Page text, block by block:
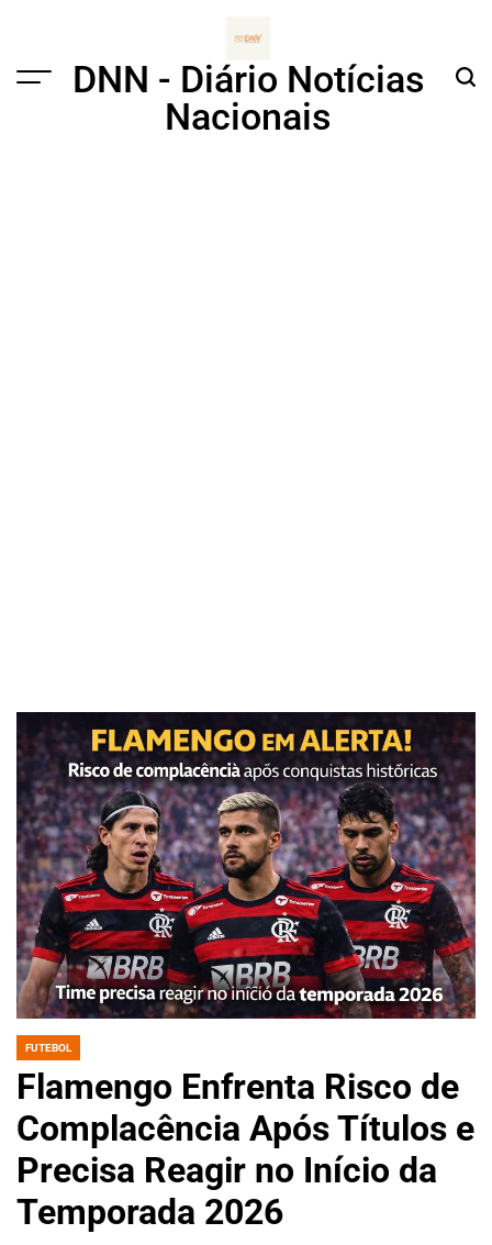
Menu
DNN - Diário Notícias
Nacionais
POSTED
FUTEBOL
Flamengo Enfrenta Risco de
Complacência Após Títulos e
Precisa Reagir no Início da
Temporada 2026